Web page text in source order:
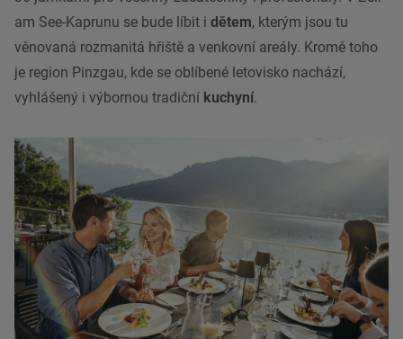
am See-Kaprunu se bude líbit i dětem, kterým jsou tu
věnovaná rozmanitá hřiště a venkovní areály. Kromě toho
je region Pinzgau, kde se oblíbené letovisko nachází,
vyhlášený i výbornou tradiční kuchyní.